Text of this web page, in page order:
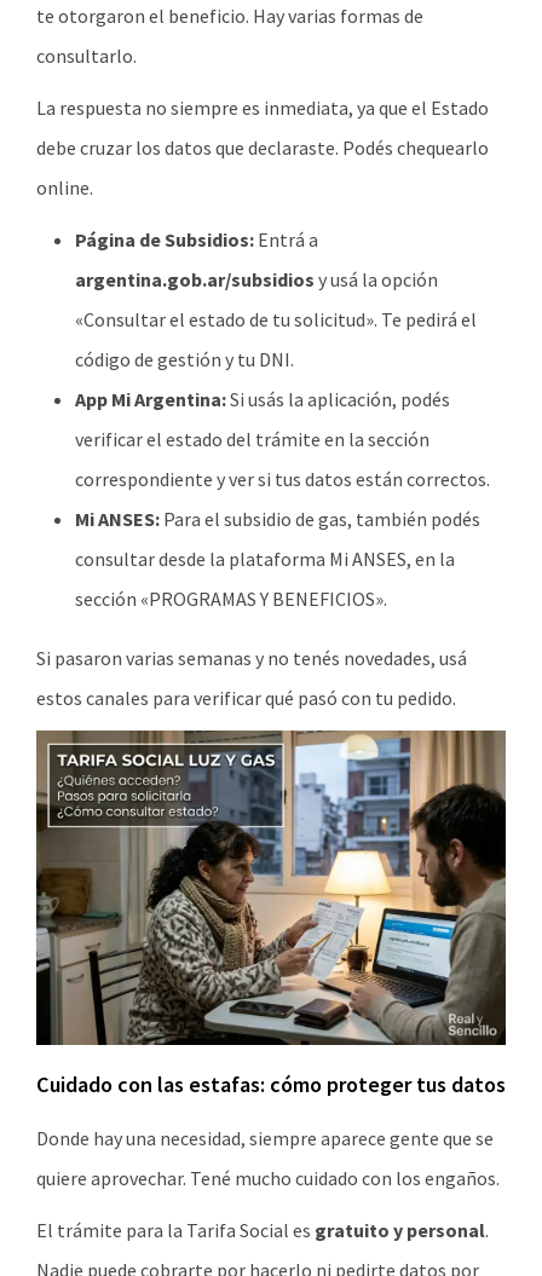
te otorgaron el beneficio. Hay varias formas de
consultarlo.
La respuesta no siempre es inmediata, ya que el Estado
debe cruzar los datos que declaraste. Podés chequearlo
online.
Página de Subsidios: Entrá a
argentina.gob.ar/subsidios y usá la opción
«Consultar el estado de tu solicitud». Te pedirá el
código de gestión y tu DNI.
App Mi Argentina:Si usás la aplicación, podés
verificar el estado del trámite en la sección
correspondiente y ver si tus datos están correctos.
Mi ANSES: Para el subsidio de gas, también podés
consultar desde la plataforma Mi ANSES, en la
sección «PROGRAMAS Y BENEFICIOS».
Si pasaron varias semanas y no tenés novedades, usá
estos canales para verificar qué pasó con tu pedido.
Cuidado con las estafas: cómo proteger tus datos
Donde hay una necesidad, siempre aparece gente que se
quiere aprovechar. Tené mucho cuidado con los engaños.
El trámite para la Tarifa Social es gratuito y personal.
Nadie puede cobrarte por hacerlo ni pedirte datos por